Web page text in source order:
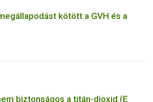
kötött a GVH és a
biztonságos a titán-dioxid (E